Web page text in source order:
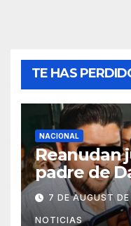
TE HAS
NACIONAL
Reanudan
padre de
presunto
hija en 2019
7 DE AUGUST
NOTICIAS